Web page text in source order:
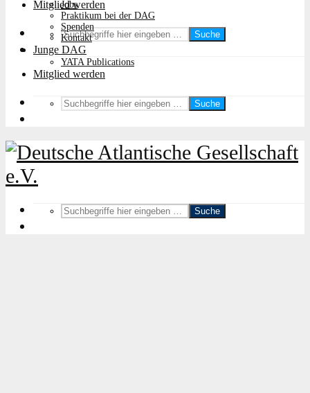
Mitglied werden
Suche
Jobs
Praktikum bei der DAG
Spenden
Kontakt
Junge DAG
YATA Publications
Mitglied werden
Suche
Suche